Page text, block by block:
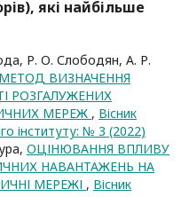
які найбільше
Р. О. Слободян, А. Р.
ВИЗНАЧЕННЯ
РОЗГАЛУЖЕНИХ
МЕРЕЖ , Вісник
інституту: № 3 (2022)
ОЦІНЮВАННЯ ВПЛИВУ
НАВАНТАЖЕНЬ НА
МЕРЕЖІ , Вісник